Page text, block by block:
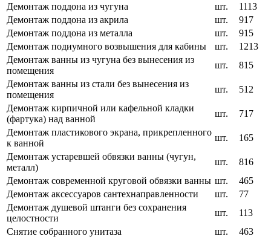
Демонтаж поддона из чугуна
шт.
1113
Демонтаж поддона из акрила
шт.
917
Демонтаж поддона из металла
шт.
915
Демонтаж подиумного возвышения для кабины
шт.
1213
Демонтаж ванны из чугуна без вынесения из
помещения
шт.
815
Демонтаж ванны из стали без вынесения из
помещения
шт.
512
Демонтаж кирпичной или кафельной кладки
(фартука) над ванной
шт.
717
Демонтаж пластикового экрана, прикрепленного
к ванной
шт.
165
Демонтаж устаревшей обвязки ванны (чугун,
металл)
шт.
816
Демонтаж современной круговой обвязки ванны шт.
465
Демонтаж аксессуаров сантехнаправленности
шт.
77
Демонтаж душевой штанги без сохранения
целостности
шт.
113
Снятие собранного унитаза
шт.
463